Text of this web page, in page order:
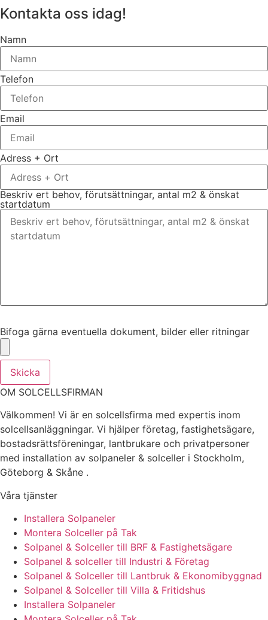
Kontakta oss idag!
Namn
Telefon
Email
Adress + Ort
Beskriv ert behov, förutsättningar, antal m2 & önskat
startdatum
Bifoga gärna eventuella dokument, bilder eller ritningar
Skicka
OM SOLCELLSFIRMAN
Välkommen! Vi är en solcellsfirma med expertis inom
solcellsanläggningar. Vi hjälper företag, fastighetsägare,
bostadsrättsföreningar, lantbrukare och privatpersoner
med installation av solpaneler & solceller i Stockholm,
Göteborg & Skåne .
Våra tjänster
Installera Solpaneler
Montera Solceller på Tak
Solpanel & Solceller till BRF & Fastighetsägare
Solpanel & solceller till Industri & Företag
Solpanel & Solceller till Lantbruk & Ekonomibyggnad
Solpanel & Solceller till Villa & Fritidshus
Installera Solpaneler